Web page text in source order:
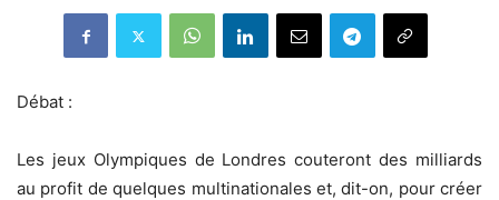
Débat :
Les jeux Olympiques de Londres couteront des milliards
au profit de quelques multinationales et, dit-on, pour créer